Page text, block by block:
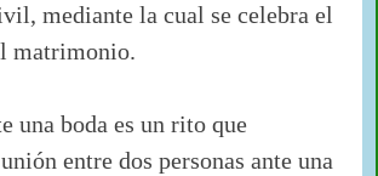
mediante la cual se celebra el
matrimonio.
una boda es un rito que
entre dos personas ante una